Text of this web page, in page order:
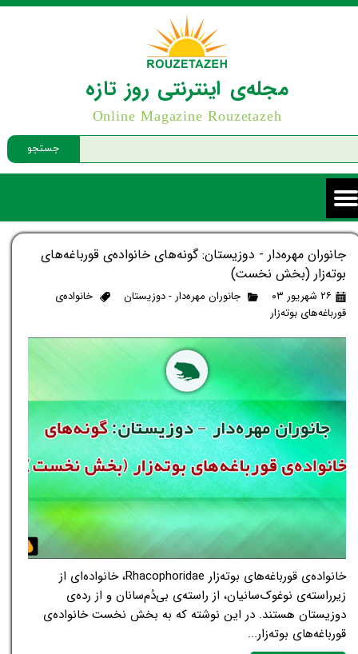
جستجو
مجله‌ی اینترنتی روز تازه
Online Magazine Rouzetazeh
جانوران مهره‌دار - دوزیستان: گونه‌های خانواده‌ی قورباغه‌های
بوته‌زار (بخش نخست)
۲۶ شهریور ۰۳ جانوران مهره‌دار - دوزیستان
خانواده‌ی
قورباغه‌های بوته‌زار
خانواده‌ی قورباغه‌های بوته‌زار Rhacophoridae، خانواده‌ای از
زیرراسته‌ی نوغوک‌سانیان، از راسته‌ی بی‌دُم‌سانان و از رده‌ی
دوزیستان هستند. در این نوشته که به بخش نخست خانواده‌ی
قورباغه‌های بوته‌زار...